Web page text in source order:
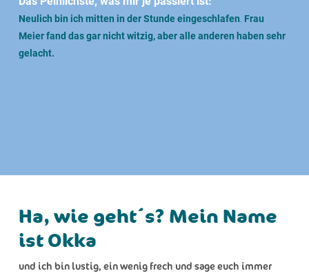
Neulich bin ich mitten in der Stunde eingeschlafen Frau
Meier fand das gar nicht witzig, aber alle anderen haben sehr
gelacht.
Ha, wie geht´s? Mein Name
ist Okka
und ich bin lustig, ein wenig frech und sage euch immer